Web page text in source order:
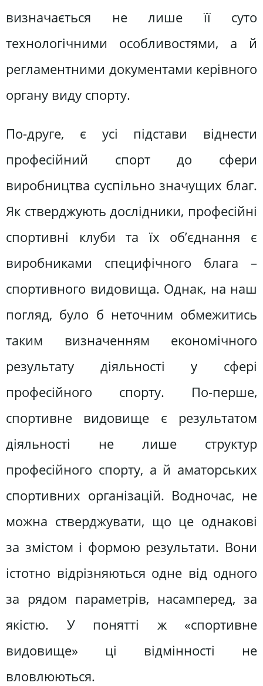
визначається не лише її суто
технологічними особливостями, а й
регламентними документами керівного
органу виду спорту.
По-друге, є усі підстави віднести
професійний спорт до сфери
виробництва суспільно значущих благ.
Як стверджують дослідники, професійні
спортивні клуби та їх об’єднання є
виробниками специфічного блага –
спортивного видовища. Однак, на наш
погляд, було б неточним обмежитись
таким визначенням економічного
результату діяльності у сфері
професійного спорту. По-перше,
спортивне видовище є результатом
діяльності не лише структур
професійного спорту, а й аматорських
спортивних організацій. Водночас, не
можна стверджувати, що це однакові
за змістом і формою результати. Вони
істотно відрізняються одне від одного
за рядом параметрів, насамперед, за
якістю. У понятті ж «спортивне
видовище» ці відмінності не
вловлюються.